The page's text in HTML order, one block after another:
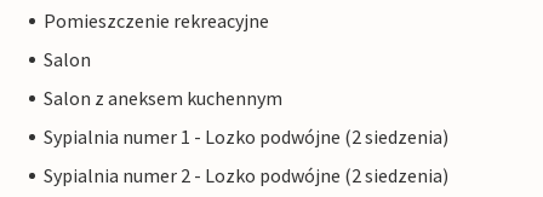
Pomieszczenie rekreacyjne
Salon
Salon z aneksem kuchennym
Sypialnia numer 1 - Lozko podwójne (2 siedzenia)
Sypialnia numer 2 - Lozko podwójne (2 siedzenia)